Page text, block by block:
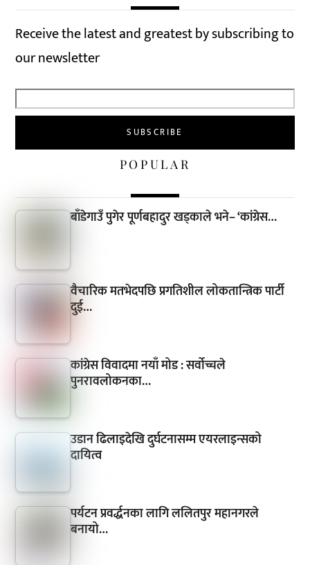
Receive the latest and greatest by subscribing to
our newsletter
POPULAR
बाँडेगाउँ पुगेर पूर्णबहादुर खड्काले भने– ‘कांग्रेस…
वैचारिक मतभेदपछि प्रगतिशील लोकतान्त्रिक पार्टी
दुई…
कांग्रेस विवादमा नयाँ मोड : सर्वोच्चले
पुनरावलोकनका…
उडान ढिलाइदेखि दुर्घटनासम्म एयरलाइन्सको
दायित्व
पर्यटन प्रवर्द्धनका लागि ललितपुर महानगरले
बनायो…